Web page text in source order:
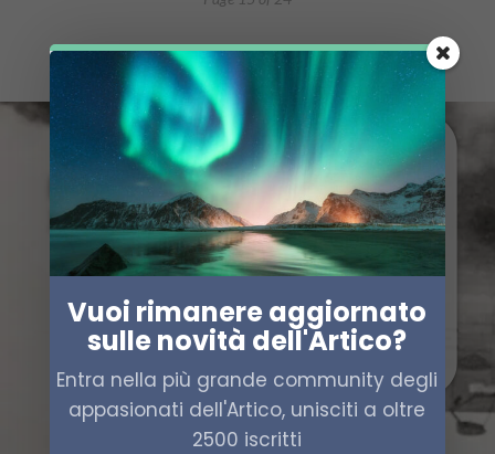
Vuoi rimanere aggiornato
sulle novità dell'Artico?
Entra nella più grande community degli
appasionati dell'Artico, unisciti a oltre
2500 iscritti